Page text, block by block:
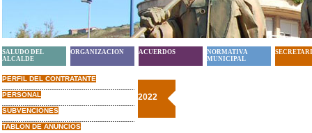
SALUDO DEL
ALCALDE
ORGANIZACION ACUERDOS
NORMATIVA
MUNICIPAL
PERFIL DEL CONTRATANTE
PERSONAL
SUBVENCIONES
TABLON DE ANUNCIOS
2022